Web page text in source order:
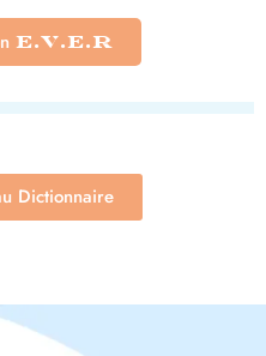
E.V.E.R
Dictionnaire